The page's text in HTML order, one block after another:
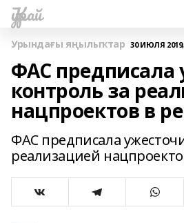
Ҡурай
Урындағы яңылыҡтар 30 ИЮЛЯ 2019,
ФАС предписала
контроль за
нацпроектов в
ФАС предписала
реализацией